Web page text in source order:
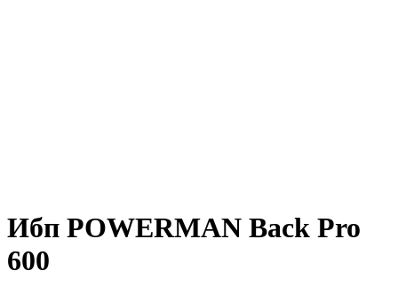
Ибп POWERMAN Back Pro
600